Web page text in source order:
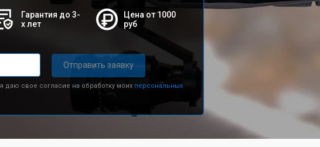
Гарантия до 3-
х лет
Цена от 1000
руб
Отправить заявку
даю свое согласие на обработку моих персональных